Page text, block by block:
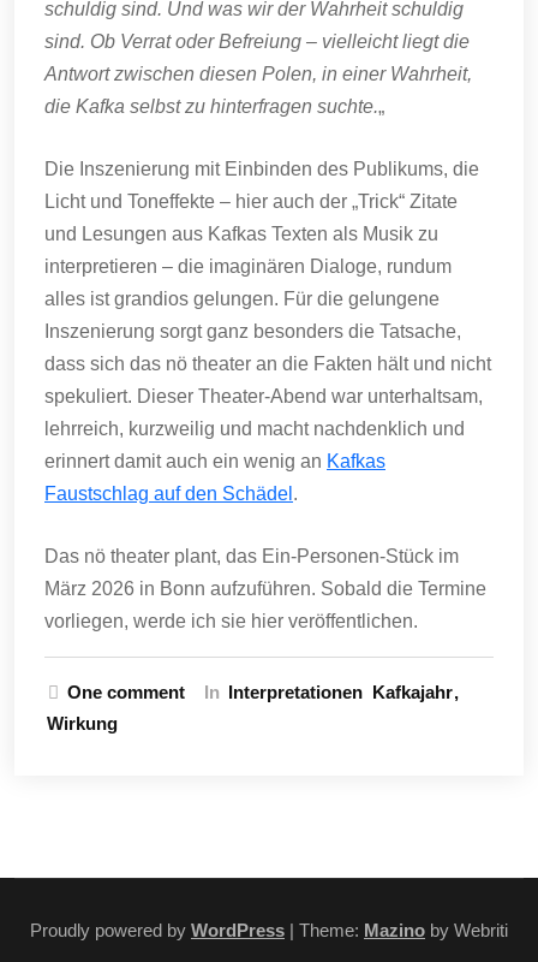
schuldig sind. Und was wir der Wahrheit schuldig
sind. Ob Verrat oder Befreiung – vielleicht liegt die
Antwort zwischen diesen Polen, in einer Wahrheit,
die Kafka selbst zu hinterfragen suchte.„
Die Inszenierung mit Einbinden des Publikums, die
Licht und Toneffekte – hier auch der „Trick“ Zitate
und Lesungen aus Kafkas Texten als Musik zu
interpretieren – die imaginären Dialoge, rundum
alles ist grandios gelungen. Für die gelungene
Inszenierung sorgt ganz besonders die Tatsache,
dass sich das nö theater an die Fakten hält und nicht
spekuliert. Dieser Theater-Abend war unterhaltsam,
lehrreich, kurzweilig und macht nachdenklich und
erinnert damit auch ein wenig an Kafkas
Faustschlag auf den Schädel .
Das nö theater plant, das Ein-Personen-Stück im
März 2026 in Bonn aufzuführen. Sobald die Termine
vorliegen, werde ich sie hier veröffentlichen.
One comment In Interpretationen Kafkajahr
Wirkung
Proudly powered by WordPress | Theme: Mazino by Webriti